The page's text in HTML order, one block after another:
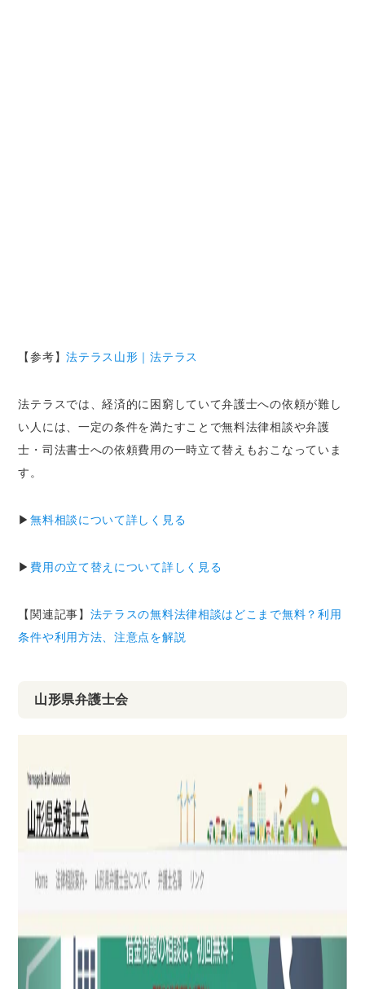
【参考】法テラス山形｜法テラス
法テラスでは、経済的に困窮していて弁護士への依頼が難し
い人には、一定の条件を満たすことで無料法律相談や弁護
士・司法書士への依頼費用の一時立て替え もおこなっていま
す。
▶無料相談について詳しく見る
▶ 費用の立て替えについて詳しく見る
【関連記事】 法テラスの無料法律相談はどこまで無料？利用
条件や利用方法、注意点を解説
山形県弁護士会